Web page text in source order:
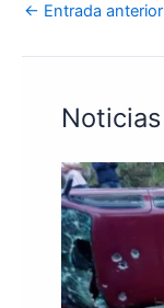
← Entrada anterior